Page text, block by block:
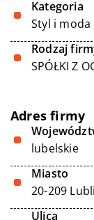
Kategoria
Styl i moda
Rodzaj
SPÓŁKI Z
Adres firmy
lubelskie
Miasto
20-209
Ulica